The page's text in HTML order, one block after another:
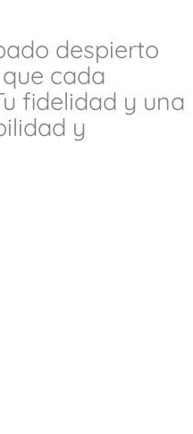
despierto
cada
fidelidad y una
y